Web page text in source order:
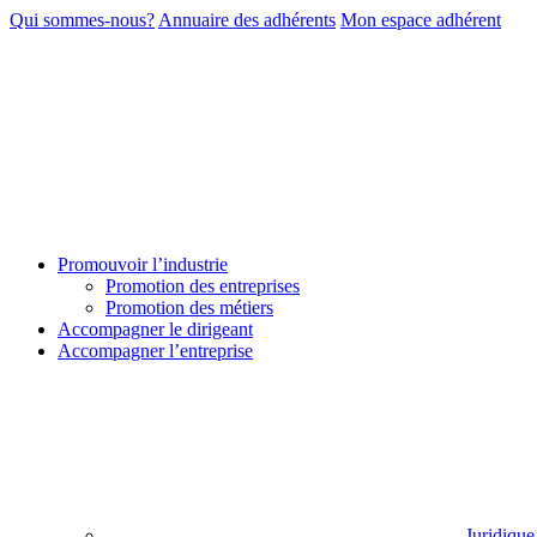
Qui sommes-nous? Annuaire des adhérents Mon espace adhérent
Promouvoir l’industrie
Promotion des entreprises
Promotion des métiers
Accompagner le dirigeant
Accompagner l’entreprise